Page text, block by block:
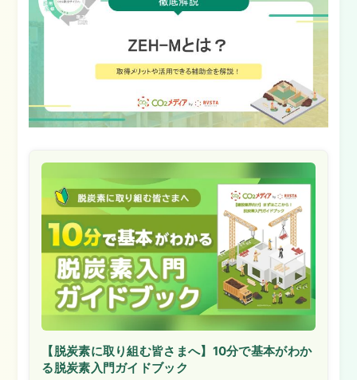
【脱炭素に取り組む皆さまへ】10分で基本がわか
る脱炭素入門ガイドブック